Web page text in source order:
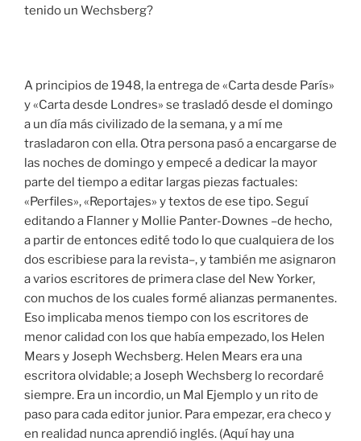
tenido un Wechsberg?
A principios de 1948, la entrega de «Carta desde París»
y «Carta desde Londres» se trasladó desde el domingo
a un día más civilizado de la semana, y a mí me
trasladaron con ella. Otra persona pasó a encargarse de
las noches de domingo y empecé a dedicar la mayor
parte del tiempo a editar largas piezas factuales:
«Perfiles», «Reportajes» y textos de ese tipo. Seguí
editando a Flanner y Mollie Panter-Downes –de hecho,
a partir de entonces edité todo lo que cualquiera de los
dos escribiese para la revista–, y también me asignaron
a varios escritores de primera clase del New Yorker,
con muchos de los cuales formé alianzas permanentes.
Eso implicaba menos tiempo con los escritores de
menor calidad con los que había empezado, los Helen
Mears y Joseph Wechsberg. Helen Mears era una
escritora olvidable; a Joseph Wechsberg lo recordaré
siempre. Era un incordio, un Mal Ejemplo y un rito de
paso para cada editor junior. Para empezar, era checo y
en realidad nunca aprendió inglés. (Aquí hay una